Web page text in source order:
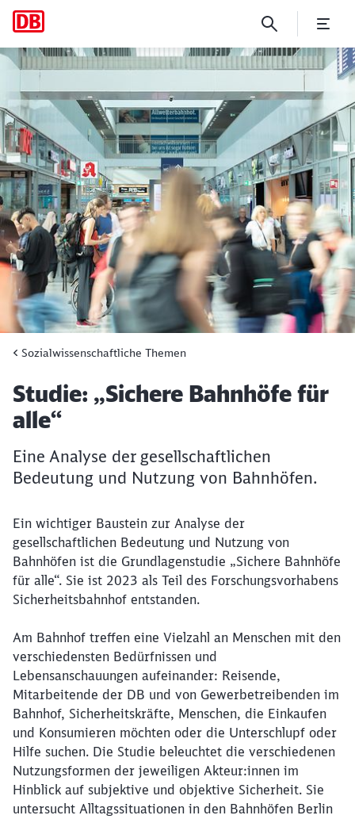
Studie: „Sichere Bahnhöfe
Sozialwissenschaftliche Themen
Artikel:
Studie: „Sichere Bahnhöfe für
alle“
Eine Analyse der gesellschaftlichen
Bedeutung und Nutzung von Bahnhöfen.
Ein wichtiger Baustein zur Analyse der
gesellschaftlichen Bedeutung und Nutzung von
Bahnhöfen ist die Grundlagenstudie „Sichere Bahnhöfe
für alle“. Sie ist 2023 als Teil des Forschungsvorhabens
Sicherheitsbahnhof entstanden.
Am Bahnhof treffen eine Vielzahl an Menschen mit den
verschiedensten Bedürfnissen und
Lebensanschauungen aufeinander: Reisende,
Mitarbeitende der DB und von Gewerbetreibenden im
Bahnhof, Sicherheitskräfte, Menschen, die Einkaufen
und Konsumieren möchten oder die Unterschlupf oder
Hilfe suchen. Die Studie beleuchtet die verschiedenen
Nutzungsformen der jeweiligen Akteur:innen im
Hinblick auf subjektive und objektive Sicherheit. Sie
untersucht Alltagssituationen in den Bahnhöfen Berlin